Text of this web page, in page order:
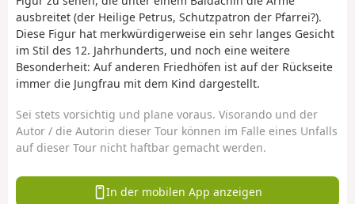
ausbreitet (der Heilige Petrus, Schutzpatron der Pfarrei?).
Diese Figur hat merkwürdigerweise ein sehr langes Gesicht
im Stil des 12. Jahrhunderts, und noch eine weitere
Besonderheit: Auf anderen Friedhöfen ist auf der Rückseite
immer die Jungfrau mit dem Kind dargestellt.
Sei stets vorsichtig und plane voraus. Visorando und der
Autor / die Autorin dieser Tour können im Falle eines Unfalls
auf dieser Tour nicht haftbar gemacht werden.
In der mobilen App anzeigen